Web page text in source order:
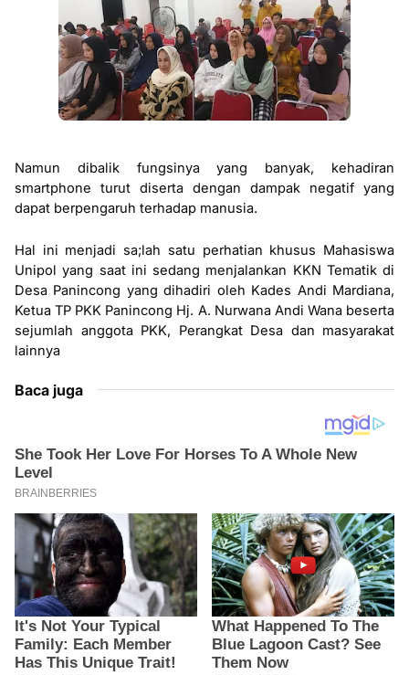
Namun dibalik fungsinya yang banyak, kehadiran
smartphone turut diserta dengan dampak negatif yang
dapat berpengaruh terhadap manusia.
Hal ini menjadi sa;lah satu perhatian khusus Mahasiswa
Unipol yang saat ini sedang menjalankan KKN Tematik di
Desa Panincong yang dihadiri oleh Kades Andi Mardiana,
Ketua TP PKK Panincong Hj. A. Nurwana Andi Wana beserta
sejumlah anggota PKK, Perangkat Desa dan masyarakat
lainnya
Baca juga